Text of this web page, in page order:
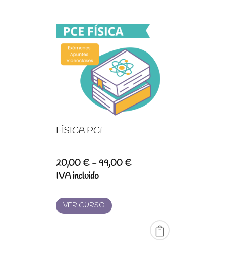
FÍSICA PCE
20,00€ -99,00€Rango
hasta
99,00 €
IVA incluido
VER CURSO